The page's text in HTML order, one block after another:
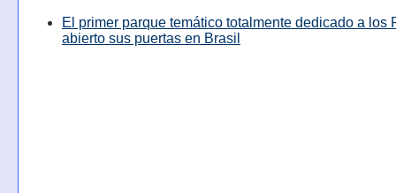
El primer parque temático totalmente dedicado a los
abierto sus puertas en Brasil